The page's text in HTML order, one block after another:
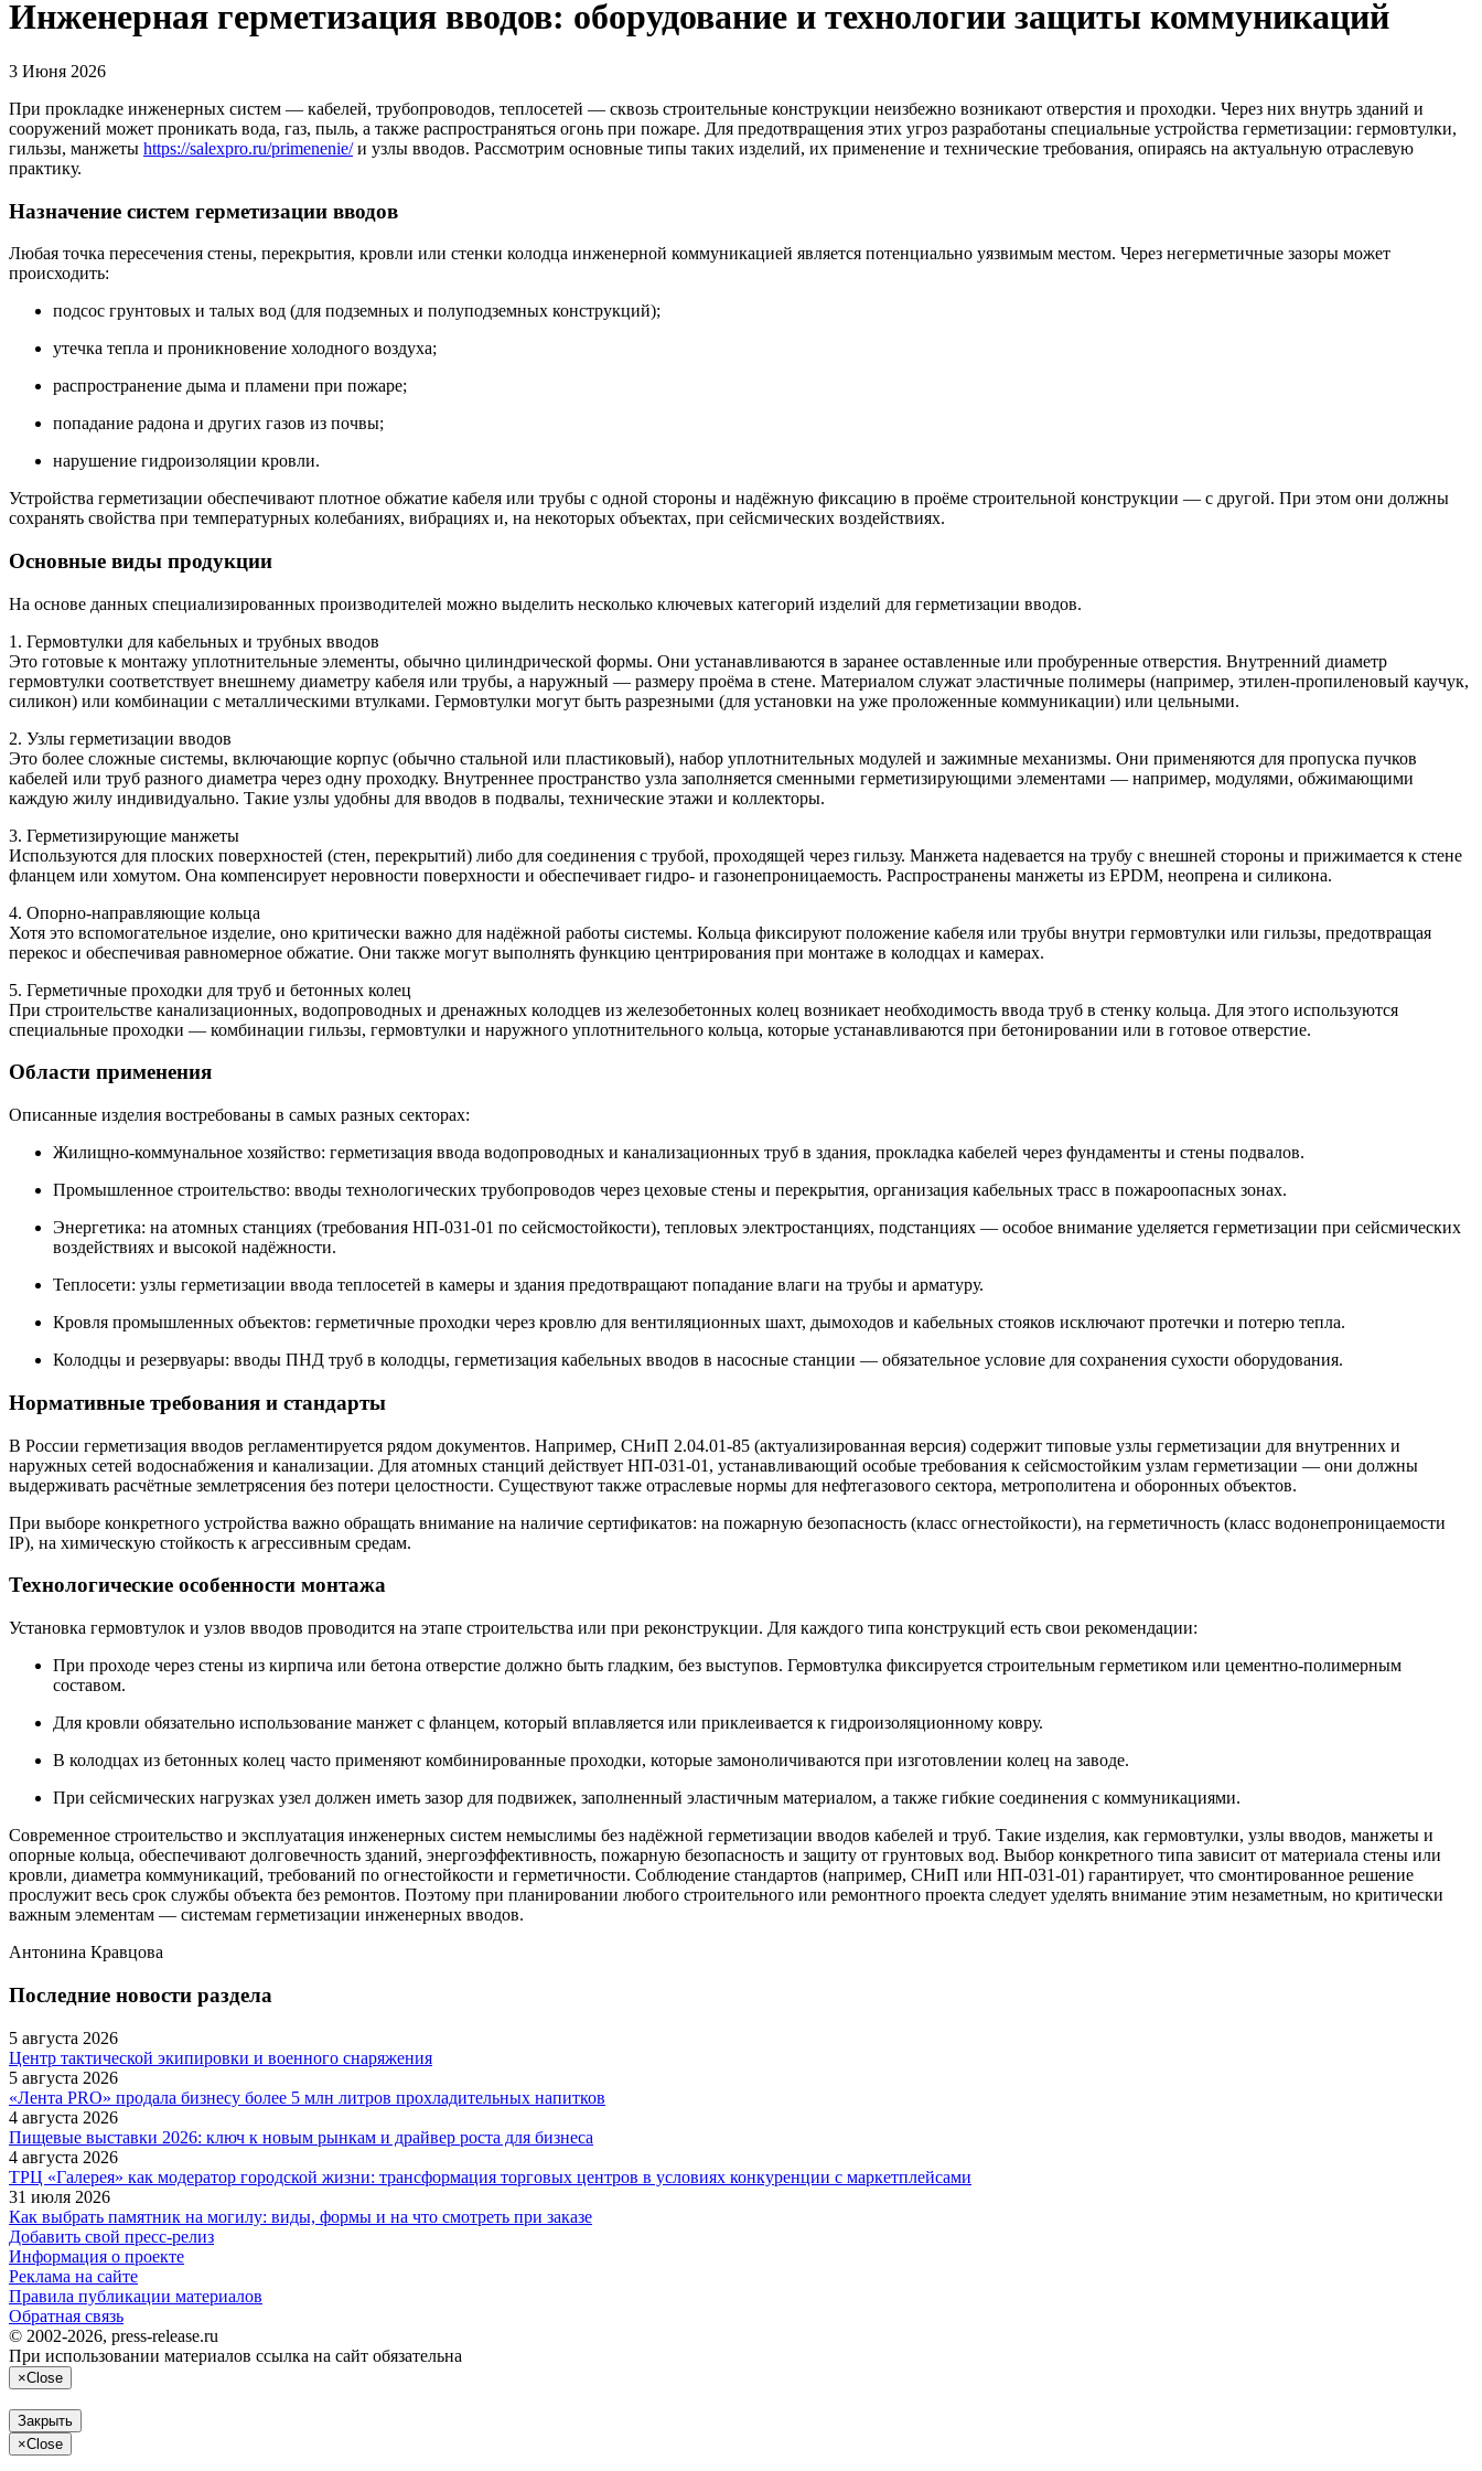
Инженерная герметизация вводов: оборудование и технологии защиты коммуникаций
3 Июня 2026
При прокладке инженерных систем — кабелей, трубопроводов, теплосетей — сквозь строительные конструкции неизбежно возникают отверстия и проходки. Через них внутрь зданий и
сооружений может проникать вода, газ, пыль, а также распространяться огонь при пожаре. Для предотвращения этих угроз разработаны специальные устройства герметизации: гермовтулки,
гильзы, манжеты https://salexpro.ru/primenenie/и узлы вводов. Рассмотрим основные типы таких изделий, их применение и технические требования, опираясь на актуальную отраслевую
практику.
Назначение систем герметизации вводов
Любая точка пересечения стены, перекрытия, кровли или стенки колодца инженерной коммуникацией является потенциально уязвимым местом. Через негерметичные зазоры может
происходить:
подсос грунтовых и талых вод (для подземных и полуподземных конструкций);
утечка тепла и проникновение холодного воздуха;
распространение дыма и пламени при пожаре;
попадание радона и других газов из почвы;
нарушение гидроизоляции кровли.
Устройства герметизации обеспечивают плотное обжатие кабеля или трубы с одной стороны и надёжную фиксацию в проёме строительной конструкции — с другой. При этом они должны
сохранять свойства при температурных колебаниях, вибрациях и, на некоторых объектах, при сейсмических воздействиях.
Основные виды продукции
На основе данных специализированных производителей можно выделить несколько ключевых категорий изделий для герметизации вводов.
1. Гермовтулки для кабельных и трубных вводов
Это готовые к монтажу уплотнительные элементы, обычно цилиндрической формы. Они устанавливаются в заранее оставленные или пробуренные отверстия. Внутренний диаметр
гермовтулки соответствует внешнему диаметру кабеля или трубы, а наружный — размеру проёма в стене. Материалом служат эластичные полимеры (например, этилен-пропиленовый каучук,
силикон) или комбинации с металлическими втулками. Гермовтулки могут быть разрезными (для установки на уже проложенные коммуникации) или цельными.
2. Узлы герметизации вводов
Это более сложные системы, включающие корпус (обычно стальной или пластиковый), набор уплотнительных модулей и зажимные механизмы. Они применяются для пропуска пучков
кабелей или труб разного диаметра через одну проходку. Внутреннее пространство узла заполняется сменными герметизирующими элементами — например, модулями, обжимающими
каждую жилу индивидуально. Такие узлы удобны для вводов в подвалы, технические этажи и коллекторы.
3. Герметизирующие манжеты
Используются для плоских поверхностей (стен, перекрытий) либо для соединения с трубой, проходящей через гильзу. Манжета надевается на трубу с внешней стороны и прижимается к стене
фланцем или хомутом. Она компенсирует неровности поверхности и обеспечивает гидро- и газонепроницаемость. Распространены манжеты из EPDM, неопрена и силикона.
4. Опорно-направляющие кольца
Хотя это вспомогательное изделие, оно критически важно для надёжной работы системы. Кольца фиксируют положение кабеля или трубы внутри гермовтулки или гильзы, предотвращая
перекос и обеспечивая равномерное обжатие. Они также могут выполнять функцию центрирования при монтаже в колодцах и камерах.
5. Герметичные проходки для труб и бетонных колец
При строительстве канализационных, водопроводных и дренажных колодцев из железобетонных колец возникает необходимость ввода труб в стенку кольца. Для этого используются
специальные проходки — комбинации гильзы, гермовтулки и наружного уплотнительного кольца, которые устанавливаются при бетонировании или в готовое отверстие.
Области применения
Описанные изделия востребованы в самых разных секторах:
Жилищно-коммунальное хозяйство: герметизация ввода водопроводных и канализационных труб в здания, прокладка кабелей через фундаменты и стены подвалов.
Промышленное строительство: вводы технологических трубопроводов через цеховые стены и перекрытия, организация кабельных трасс в пожароопасных зонах.
Энергетика: на атомных станциях (требования НП-031-01 по сейсмостойкости), тепловых электростанциях, подстанциях — особое внимание уделяется герметизации при сейсмических
воздействиях и высокой надёжности.
Теплосети: узлы герметизации ввода теплосетей в камеры и здания предотвращают попадание влаги на трубы и арматуру.
Кровля промышленных объектов: герметичные проходки через кровлю для вентиляционных шахт, дымоходов и кабельных стояков исключают протечки и потерю тепла.
Колодцы и резервуары: вводы ПНД труб в колодцы, герметизация кабельных вводов в насосные станции — обязательное условие для сохранения сухости оборудования.
Нормативные требования и стандарты
В России герметизация вводов регламентируется рядом документов. Например, СНиП 2.04.01‑85 (актуализированная версия) содержит типовые узлы герметизации для внутренних и
наружных сетей водоснабжения и канализации. Для атомных станций действует НП-031-01, устанавливающий особые требования к сейсмостойким узлам герметизации — они должны
выдерживать расчётные землетрясения без потери целостности. Существуют также отраслевые нормы для нефтегазового сектора, метрополитена и оборонных объектов.
При выборе конкретного устройства важно обращать внимание на наличие сертификатов: на пожарную безопасность (класс огнестойкости), на герметичность (класс водонепроницаемости
IP), на химическую стойкость к агрессивным средам.
Технологические особенности монтажа
Установка гермовтулок и узлов вводов проводится на этапе строительства или при реконструкции. Для каждого типа конструкций есть свои рекомендации:
При проходе через стены из кирпича или бетона отверстие должно быть гладким, без выступов. Гермовтулка фиксируется строительным герметиком или цементно-полимерным
составом.
Для кровли обязательно использование манжет с фланцем, который вплавляется или приклеивается к гидроизоляционному ковру.
В колодцах из бетонных колец часто применяют комбинированные проходки, которые замоноличиваются при изготовлении колец на заводе.
При сейсмических нагрузках узел должен иметь зазор для подвижек, заполненный эластичным материалом, а также гибкие соединения с коммуникациями.
Современное строительство и эксплуатация инженерных систем немыслимы без надёжной герметизации вводов кабелей и труб. Такие изделия, как гермовтулки, узлы вводов, манжеты и
опорные кольца, обеспечивают долговечность зданий, энергоэффективность, пожарную безопасность и защиту от грунтовых вод. Выбор конкретного типа зависит от материала стены или
кровли, диаметра коммуникаций, требований по огнестойкости и герметичности. Соблюдение стандартов (например, СНиП или НП-031-01) гарантирует, что смонтированное решение
прослужит весь срок службы объекта без ремонтов. Поэтому при планировании любого строительного или ремонтного проекта следует уделять внимание этим незаметным, но критически
важным элементам — системам герметизации инженерных вводов.
Антонина Кравцова
Последние новости раздела
5 августа 2026
Центр тактической экипировки и военного снаряжения
5 августа 2026
«Лента PRO» продала бизнесу более 5 млн литров прохладительных напитков
4 августа 2026
Пищевые выставки 2026: ключ к новым рынкам и драйвер роста для бизнеса
4 августа 2026
ТРЦ «Галерея» как модератор городской жизни: трансформация торговых центров в условиях конкуренции с маркетплейсами
31 июля 2026
Как выбрать памятник на могилу: виды, формы и на что смотреть при заказе
Добавить свой пресс-релиз
Информация о проекте
Реклама на сайте
Правила публикации материалов
Обратная связь
© 2002-2026, press-release.ru
При использовании материалов ссылка на сайт обязательна
×Close
Закрыть
×Close